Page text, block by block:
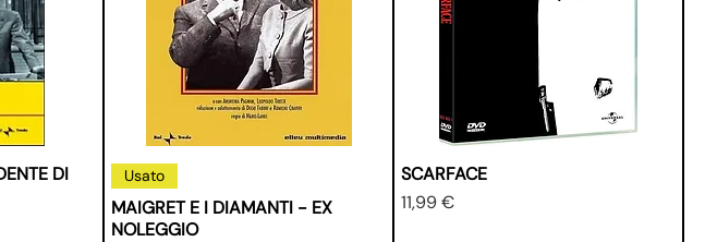
DI
Usato
MAIGRET E I DIAMANTI - EX
NOLEGGIO
SCARFACE
Prezzo
11,99 €